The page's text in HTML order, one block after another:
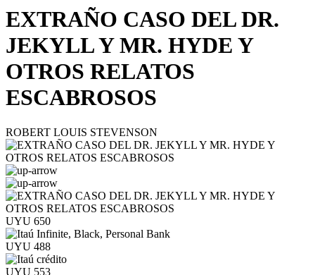
EXTRAÑO CASO DEL DR.
JEKYLL Y MR. HYDE Y
OTROS RELATOS
ESCABROSOS
ROBERT LOUIS STEVENSON
UYU 650
UYU 488
UYU 553